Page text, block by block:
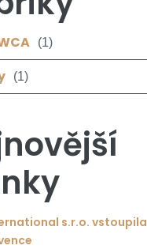
(1)
(1)
s.r.o. vstoupila